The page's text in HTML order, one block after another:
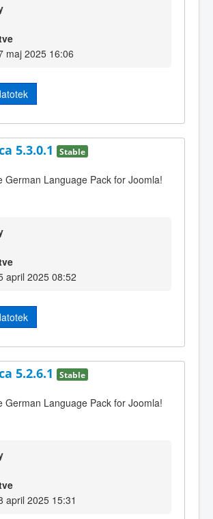
maj 2025 16:06
5.3.0.1 Stable
German Language Pack for Joomla!
april 2025 08:52
5.2.6.1 Stable
German Language Pack for Joomla!
april 2025 15:31